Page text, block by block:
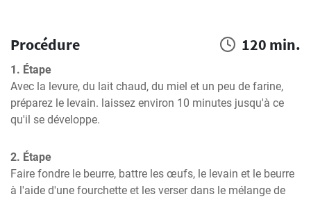
Procédure 120 min.
1. Étape
Avec la levure, du lait chaud, du miel et un peu de farine,
préparez le levain. laissez environ 10 minutes jusqu'à ce
qu'il se développe.
2. Étape
Faire fondre le beurre, battre les œufs, le levain et le beurre
à l'aide d'une fourchette et les verser dans le mélange de